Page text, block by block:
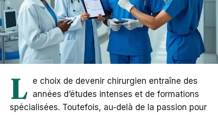
L e choix de devenir chirurgien entraîne des
années d’études intenses et de formations
spécialisées. Toutefois, au-delà de la passion pour